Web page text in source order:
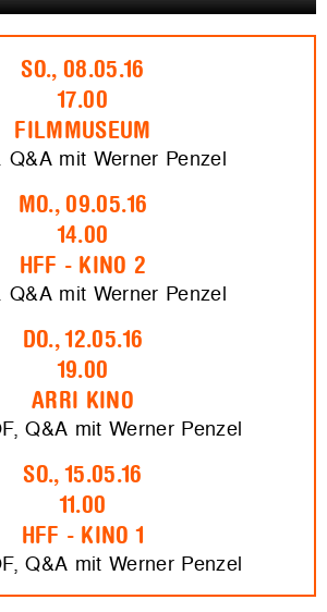
SO., 08.05.16
17.00
FILMMUSEUM
Q&A mit Werner Penzel
MO., 09.05.16
14.00
HFF - KINO 2
Q&A mit Werner Penzel
DO., 12.05.16
19.00
ARRI KINO
Q&A mit Werner Penzel
SO., 15.05.16
11.00
HFF - KINO 1
Q&A mit Werner Penzel